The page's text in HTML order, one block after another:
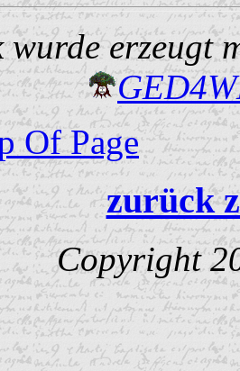
wurde erzeugt
Of Page
zurück
Copyright